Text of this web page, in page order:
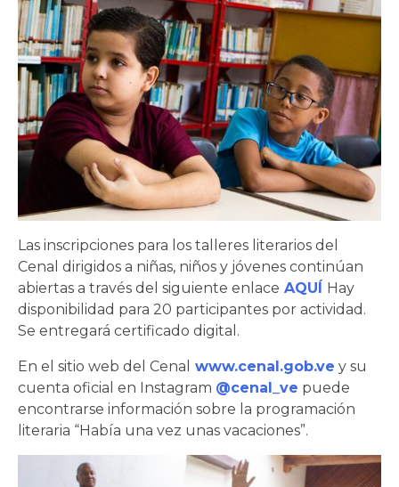
Las inscripciones para los talleres literarios del
Cenal dirigidos a niñas, niños y jóvenes continúan
abiertas a través del siguiente enlace AQUÍ Hay
disponibilidad para 20 participantes por actividad.
Se entregará certificado digital.
En el sitio web del Cenal www.cenal.gob.ve y su
cuenta oficial en Instagram @cenal_ve puede
encontrarse información sobre la programación
literaria “Había una vez unas vacaciones”.